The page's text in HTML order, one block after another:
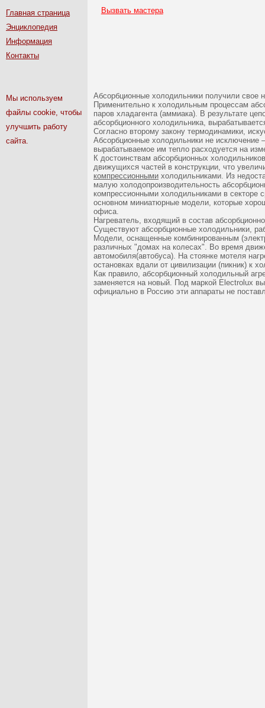
Главная страница
Энциклопедия
Информация
Контакты
Мы используем
файлы cookie, чтобы
улучшить работу
сайта.
Вызвать мастера
Абсорбционные холодильники получили свое
Применительно к холодильным процессам
паров хладагента (аммиака). В результате
абсорбционного холодильника,
Согласно второму закону термодинамики,
Абсорбционные холодильники не исключение
вырабатываемое им тепло расходуется на
К достоинствам абсорбционных
движущихся частей в конструкции, что
компрессионными холодильниками. Из
малую холодопроизводительность
компрессионными холодильниками в секторе
основном миниатюрные модели, которые
офиса.
Нагреватель, входящий в состав
Существуют абсорбционные холодильники,
Модели, оснащенные комбинированным
различных "домах на колесах". Во время
автомобиля(автобуса). На стоянке мотеля
остановках вдали от цивилизации (пикник) к
Как правило, абсорбционный холодильный
заменяется на новый. Под маркой Electrolux
официально в Россию эти аппараты не